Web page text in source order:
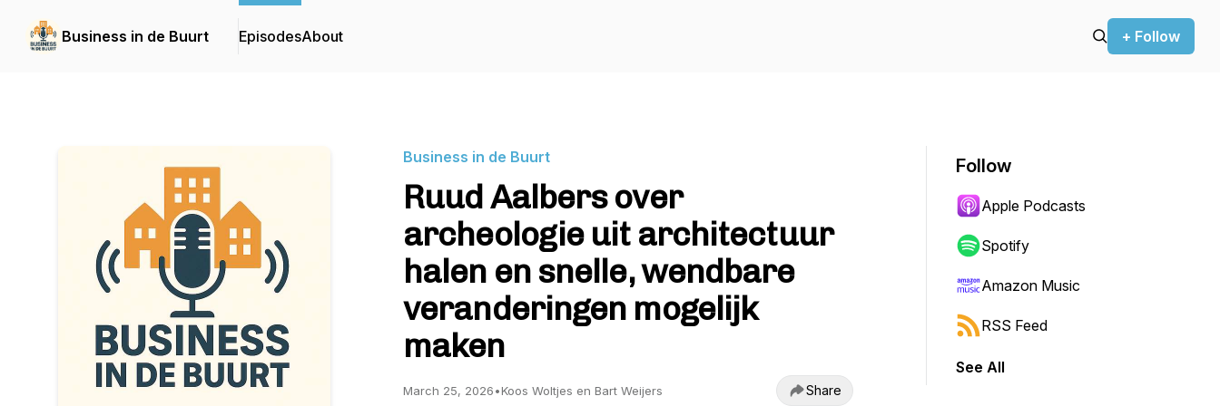
Business in de Buurt EpisodesAbout + Follow
Business in de Buurt
Ruud Aalbers over
archeologie uit architectuur
halen en snelle, wendbare
veranderingen mogelijk
maken
March 25, 2026•Koos Woltjes en Bart Weijers Share
Follow
Apple Podcasts
Spotify
Amazon Music
RSS Feed
See All